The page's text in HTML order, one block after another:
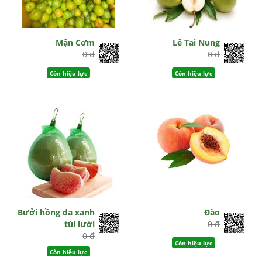
Mận Cơm
0 đ
Còn hiệu lực
Lê Tai Nung
0 đ
Còn hiệu lực
Bưởi hồng da xanh
túi lưới
0 đ
Còn hiệu lực
Đào
0 đ
Còn hiệu lực